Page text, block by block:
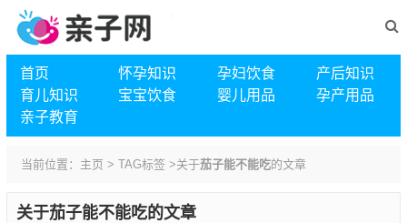
首页 怀孕知识 孕妇饮食
产后知识
育儿知识
宝宝饮食 婴儿用品
孕产用品
亲子教育
当前位置： 主页 > TAG标签 >关于茄子能不能吃的文章
关于茄子能不能吃的文章